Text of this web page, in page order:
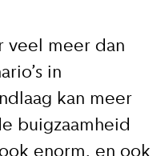
de
veel meer dan
in
kan meer
buigzaamheid